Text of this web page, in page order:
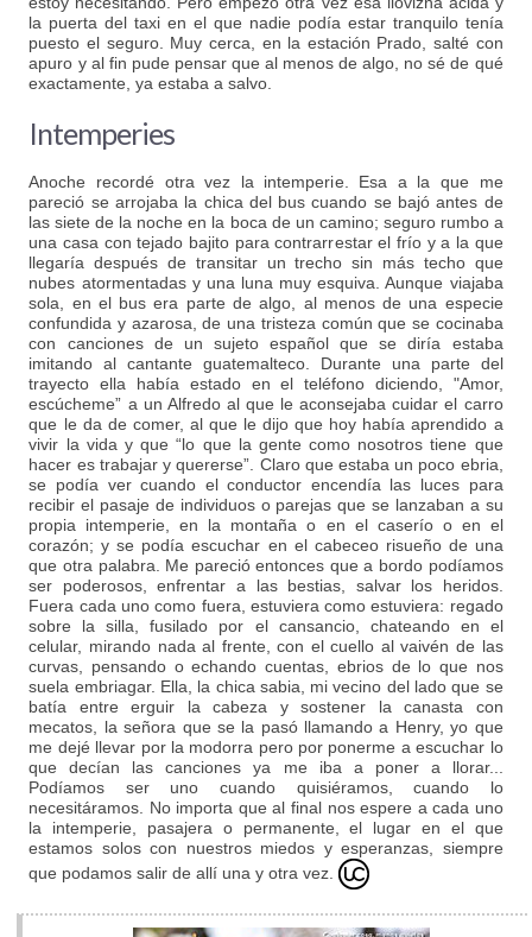
la puerta del taxi en el que nadie podía estar tranquilo tenía
puesto el seguro. Muy cerca, en la estación Prado, salté con
apuro y al fin pude pensar que al menos de algo, no sé de qué
exactamente, ya estaba a salvo.
Intemperies
Anoche recordé otra vez la intemperie. Esa a la que me
pareció se arrojaba la chica del bus cuando se bajó antes de
las siete de la noche en la boca de un camino; seguro rumbo a
una casa con tejado bajito para contrarrestar el frío y a la que
llegaría después de transitar un trecho sin más techo que
nubes atormentadas y una luna muy esquiva. Aunque viajaba
sola, en el bus era parte de algo, al menos de una especie
confundida y azarosa, de una tristeza común que se cocinaba
con canciones de un sujeto español que se diría estaba
imitando al cantante guatemalteco. Durante una parte del
trayecto ella había estado en el teléfono diciendo, "Amor,
escúcheme” a un Alfredo al que le aconsejaba cuidar el carro
que le da de comer, al que le dijo que hoy había aprendido a
vivir la vida y que “lo que la gente como nosotros tiene que
hacer es trabajar y quererse”. Claro que estaba un poco ebria,
se podía ver cuando el conductor encendía las luces para
recibir el pasaje de individuos o parejas que se lanzaban a su
propia intemperie, en la montaña o en el caserío o en el
corazón; y se podía escuchar en el cabeceo risueño de una
que otra palabra. Me pareció entonces que a bordo podíamos
ser poderosos, enfrentar a las bestias, salvar los heridos.
Fuera cada uno como fuera, estuviera como estuviera: regado
sobre la silla, fusilado por el cansancio, chateando en el
celular, mirando nada al frente, con el cuello al vaivén de las
curvas, pensando o echando cuentas, ebrios de lo que nos
suela embriagar. Ella, la chica sabia, mi vecino del lado que se
batía entre erguir la cabeza y sostener la canasta con
mecatos, la señora que se la pasó llamando a Henry, yo que
me dejé llevar por la modorra pero por ponerme a escuchar lo
que decían las canciones ya me iba a poner a llorar...
Podíamos ser uno cuando quisiéramos, cuando lo
necesitáramos. No importa que al final nos espere a cada uno
la intemperie, pasajera o permanente, el lugar en el que
estamos solos con nuestros miedos y esperanzas, siempre
que podamos salir de allí una y otra vez.